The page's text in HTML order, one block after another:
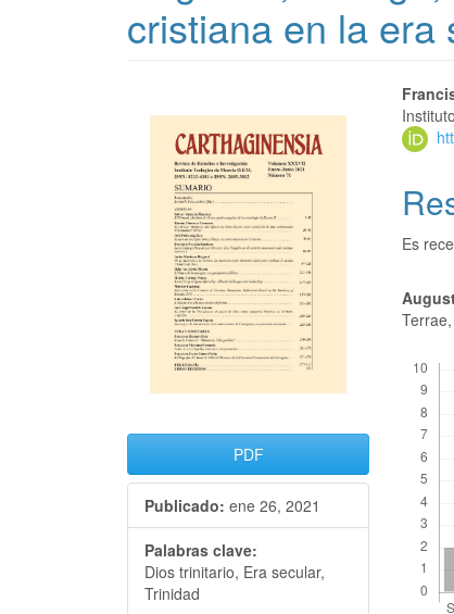
cristiana en la era
PDF
Publicado: ene 26, 2021
Palabras clave:
Dios trinitario, Era secular,
Trinidad
Es